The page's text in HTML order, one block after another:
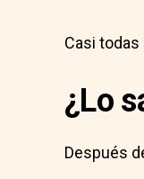
Casi
¿Lo
Después